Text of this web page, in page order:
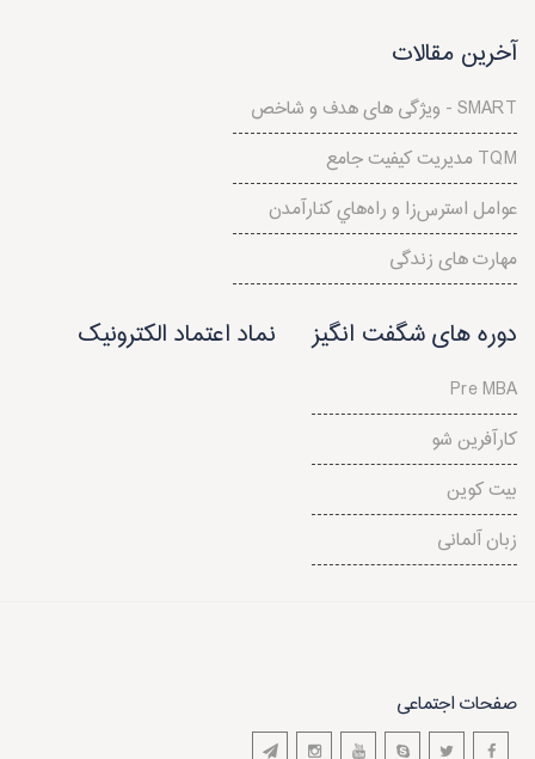
آخرین مقالات
ویژگی های هدف و شاخص - SMART
مدیریت کیفیت جامع TQM
عوامل استرس‌‌زا و راه‌هاي کنارآمدن
مهارت های زندگی
دوره های شگفت انگیز
Pre MBA
کارآفرین شو
بیت کوین
زبان آلمانی
نماد اعتماد الکترونیک
صفحات اجتماعی